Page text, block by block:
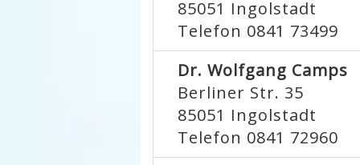
85051 Ingolstadt
Telefon 0841 73499
Dr. Wolfgang Camps
Berliner Str. 35
85051 Ingolstadt
Telefon 0841 72960